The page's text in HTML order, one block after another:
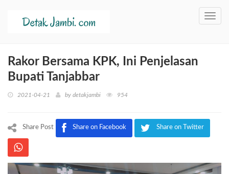
Rakor Bersama KPK, Ini Penjelasan
Bupati Tanjabbar
2021-04-21 by detakjambi 954
Share Post Share on Facebook Share on Twitter